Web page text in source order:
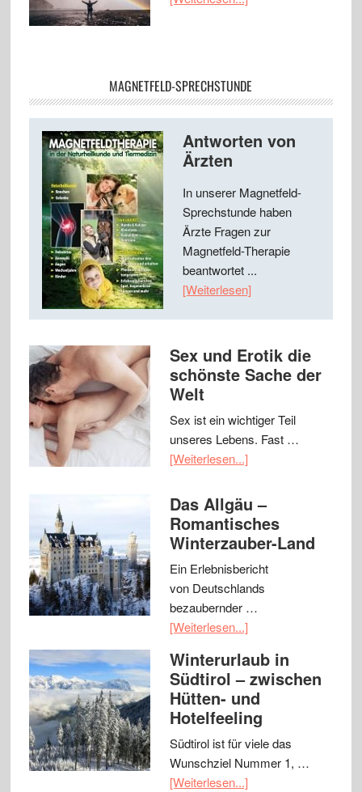
MAGNETFELD-SPRECHSTUNDE
Antworten von
Ärzten
In unserer Magnetfeld-
Sprechstunde haben
Ärzte Fragen zur
Magnetfeld-Therapie
beantwortet ...
[Weiterlesen]
Sex und Erotik die
schönste Sache der
Welt
Sex ist ein wichtiger Teil
unseres Lebens. Fast …
[Weiterlesen...]
Das Allgäu –
Romantisches
Winterzauber-Land
Ein Erlebnisbericht
von Deutschlands
bezaubernder …
[Weiterlesen...]
Winterurlaub in
Südtirol – zwischen
Hütten- und
Hotelfeeling
Südtirol ist für viele das
Wunschziel Nummer 1, …
[Weiterlesen...]